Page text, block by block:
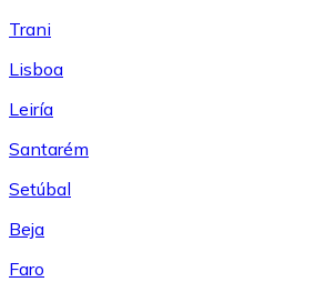
Trani
Lisboa
Leiría
Santarém
Setúbal
Beja
Faro